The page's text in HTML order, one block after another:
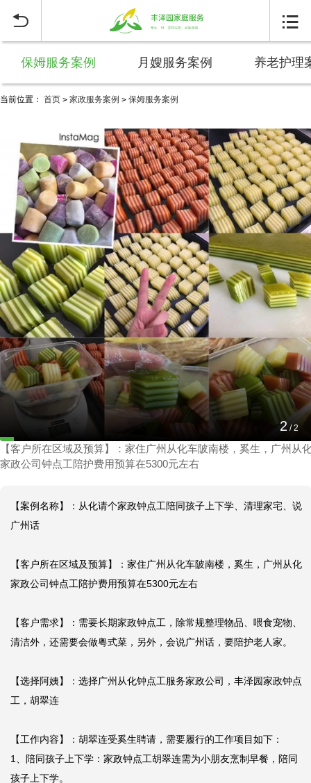
 
保姆服务案例 月嫂服务案例 养老护理
当前位置： 首页 > 家政服务案例 > 保姆服务案例
1 /2
从化请个家政钟点工陪同孩子上下学、清理家
宅、说广州话
2025-03-03 18:45:48
【客户所在区域及预算】：家住广州从化车陂南楼，奚生，广州从
家政公司钟点工陪护费用预算在5300元左右
【案例名称】：从化请个家政钟点工陪同孩子上下学、清理家宅、说
广州话
【客户所在区域及预算】：家住广州从化车陂南楼，奚生，广州从化
家政公司钟点工陪护费用预算在5300元左右
【客户需求】：需要长期家政钟点工，除常规整理物品、喂食宠物、
清洁外，还需要会做粤式菜，另外，会说广州话，要陪护老人家。
【选择阿姨】：选择广州从化钟点工服务家政公司，丰泽园家政钟点
工，胡翠连
【工作内容】：胡翠连受奚生聘请，需要履行的工作项目如下：
1、陪同孩子上下学：家政钟点工胡翠连需为小朋友烹制早餐，陪同
孩子上下学。